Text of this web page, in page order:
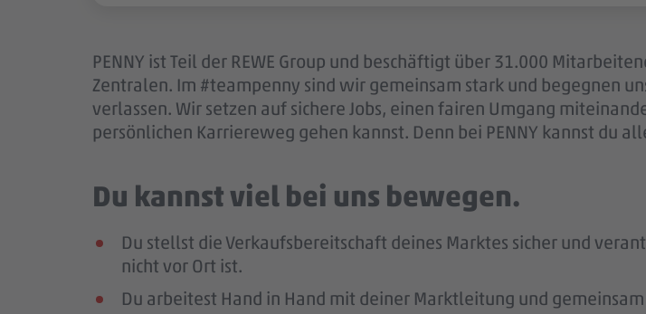
PENNY ist Teil der REWE Group und beschäftigt über 31.000
Zentralen. Im #teampenny sind wir gemeinsam stark und begegnen
verlassen. Wir setzen auf sichere Jobs, einen fairen Umgang
persönlichen Karriereweg gehen kannst. Denn bei PENNY kannst du
Du kannst viel bei uns bewegen.
Du stellst die Verkaufsbereitschaft deines Marktes sicher und
nicht vor Ort ist.
Du arbeitest Hand in Hand mit deiner Marktleitung und